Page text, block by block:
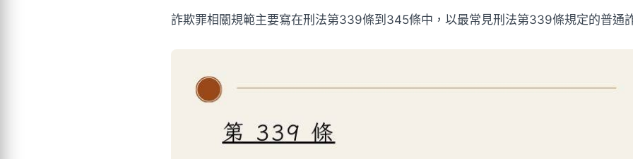
詐欺罪相關規範主要寫在刑法第339條到345條中，以最常見刑法第339條規定的普通